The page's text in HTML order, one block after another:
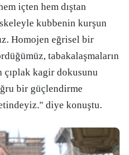
içten hem dıştan
kubbenin kurşun
Homojen eğrisel bir
tabakalaşmaların
kagir dokusunu
bir güçlendirme
diye konuştu.